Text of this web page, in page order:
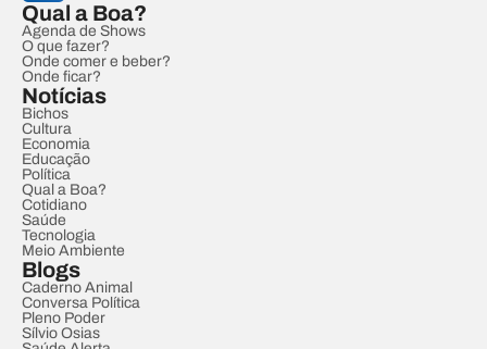
Qual a Boa?
Agenda de Shows
O que fazer?
Onde comer e beber?
Onde ficar?
Notícias
Bichos
Cultura
Economia
Educação
Política
Qual a Boa?
Cotidiano
Saúde
Tecnologia
Meio Ambiente
Blogs
Caderno Animal
Conversa Política
Pleno Poder
Sílvio Osias